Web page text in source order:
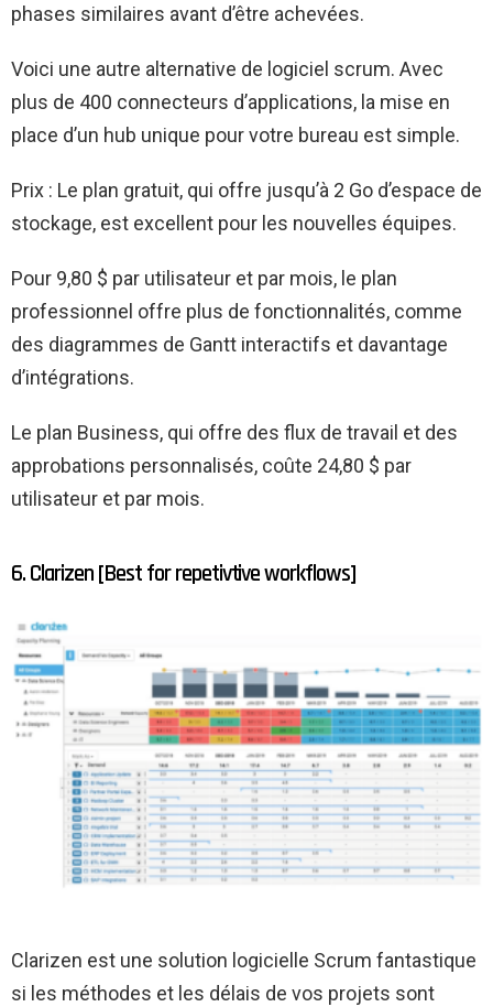
phases similaires avant d’être achevées.
Voici une autre alternative de logiciel scrum. Avec
plus de 400 connecteurs d’applications, la mise en
place d’un hub unique pour votre bureau est simple.
Prix : Le plan gratuit, qui offre jusqu’à 2 Go d’espace de
stockage, est excellent pour les nouvelles équipes.
Pour 9,80 $ par utilisateur et par mois, le plan
professionnel offre plus de fonctionnalités, comme
des diagrammes de Gantt interactifs et davantage
d’intégrations.
Le plan Business, qui offre des flux de travail et des
approbations personnalisés, coûte 24,80 $ par
utilisateur et par mois.
6. Clarizen [Best for repetivtive workflows]
Clarizen est une solution logicielle Scrum fantastique
si les méthodes et les délais de vos projets sont